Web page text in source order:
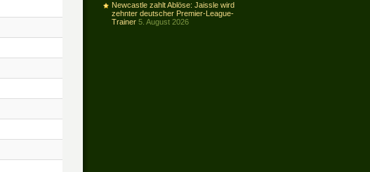
Newcastle zahlt Ablöse: Jaissle wird
zehnter deutscher Premier-League-
Trainer 5. August 2026